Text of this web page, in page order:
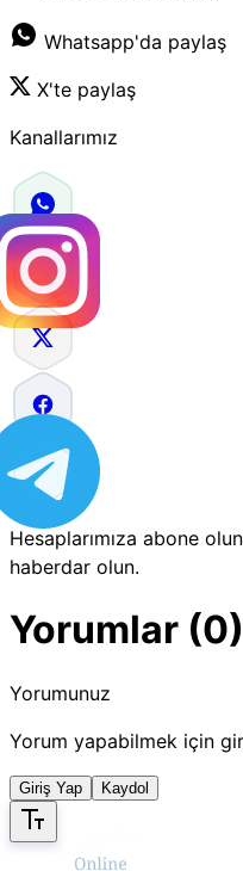
Whatsapp'da paylaş
X'te paylaş
Kanallarımız
Hesaplarımıza abone
haberdar olun.
Yorumlar (0)
Yorumunuz
Yorum yapabilmek için
Giriş Yap Kaydol